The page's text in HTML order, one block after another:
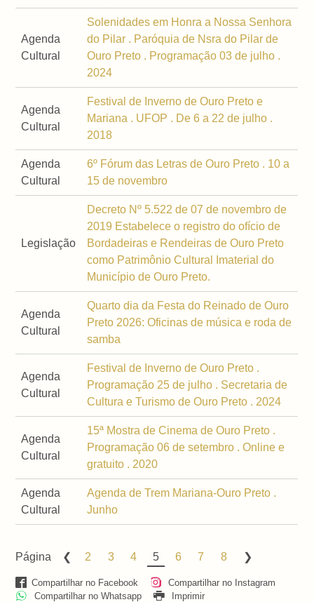
Agenda
Cultural
Solenidades em Honra a Nossa Senhora
do Pilar . Paróquia de Nsra do Pilar de
Ouro Preto . Programação 03 de julho .
2024
Agenda
Cultural
Festival de Inverno de Ouro Preto e
Mariana . UFOP . De 6 a 22 de julho .
2018
Agenda
Cultural
6º Fórum das Letras de Ouro Preto . 10 a
15 de novembro
Legislação
Decreto Nº 5.522 de 07 de novembro de
2019 Estabelece o registro do ofício de
Bordadeiras e Rendeiras de Ouro Preto
como Patrimônio Cultural Imaterial do
Município de Ouro Preto.
Agenda
Cultural
Quarto dia da Festa do Reinado de Ouro
Preto 2026: Oficinas de música e roda de
samba
Agenda
Cultural
Festival de Inverno de Ouro Preto .
Programação 25 de julho . Secretaria de
Cultura e Turismo de Ouro Preto . 2024
Agenda
Cultural
15ª Mostra de Cinema de Ouro Preto .
Programação 06 de setembro . Online e
gratuito . 2020
Agenda
Cultural
Agenda de Trem Mariana-Ouro Preto .
Junho
Página 2 3 4 5 6 7 8
Compartilhar no Facebook
Compartilhar no Instagram
Compartilhar no Whatsapp
Imprimir